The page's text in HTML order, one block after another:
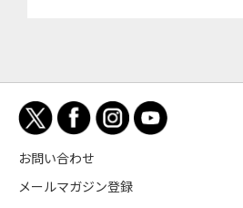
お問い合わせ
メールマガジン登録